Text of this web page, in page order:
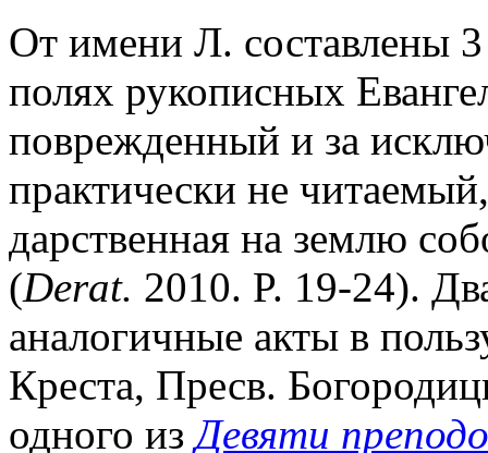
От имени Л. составлены
полях рукописных
поврежденный и за
практически не
дарственная на землю
(Derat. 2010. P. 19-24).
аналогичные акты в
Креста, Пресв.
одного изДевяти